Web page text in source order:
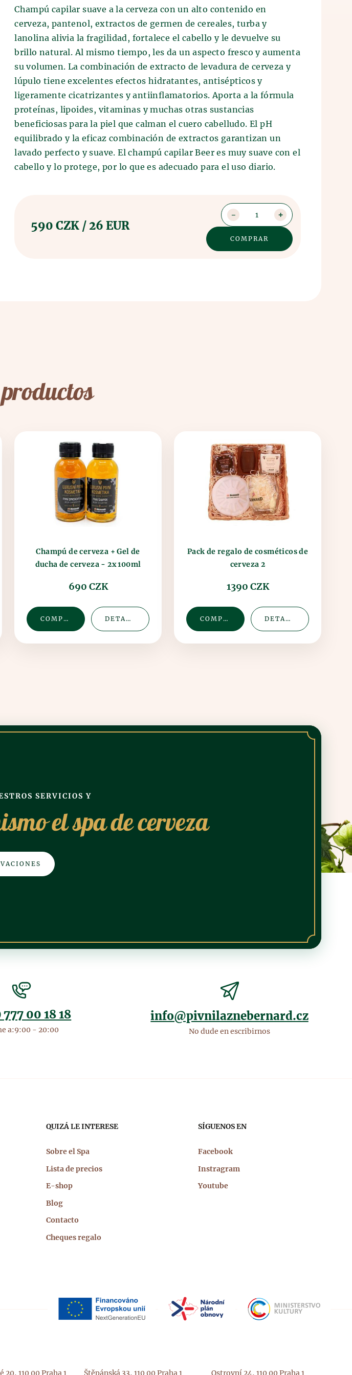
Champú capilar suave a la cerveza con un alto contenido en
cerveza, pantenol, extractos de germen de cereales, turba y
lanolina alivia la fragilidad, fortalece el cabello y le devuelve su
brillo natural. Al mismo tiempo, les da un aspecto fresco y aumenta
su volumen. La combinación de extracto de levadura de cerveza y
lúpulo tiene excelentes efectos hidratantes, antisépticos y
ligeramente cicatrizantes y antiinflamatorios. Aporta a la fórmula
proteínas, lipoides, vitaminas y muchas otras sustancias
beneficiosas para la piel que calman el cuero cabelludo. El pH
equilibrado y la eficaz combinación de extractos garantizan un
lavado perfecto y suave. El champú capilar Beer es muy suave con el
cabello y lo protege, por lo que es adecuado para el uso diario.
590 CZK / 26 EUR
1
productos
Champú de cerveza + Gel de
ducha de cerveza - 2x 100ml
690 CZK
COMPRAR DETALLE
Pack de regalo de cosméticos de
cerveza 2
1390 CZK
COMPRAR DETALLE
SERVICIOS Y
el spa de cerveza
00 18 18
a:9:00 - 20:00
info@pivnilaznebernard.cz
No dude en escribirnos
QUIZÁ LE INTERESE
Sobre el Spa
Lista de precios
E-shop
Blog
Contacto
Cheques regalo
SÍGUENOS EN
Facebook
Instragram
Youtube
110 00 Praha 1 Štěpánská 33, 110 00 Praha 1 Ostrovní 24, 110 00 Praha 1